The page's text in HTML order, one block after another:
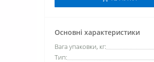
Основні характеристики
Вага упаковки, кг:
Тип: